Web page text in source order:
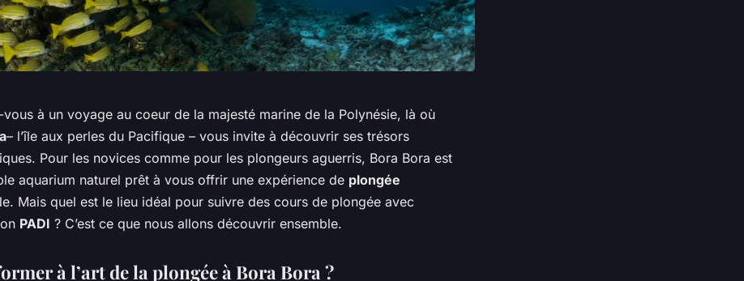
vous à un voyage au coeur de la majesté marine de la Polynésie, là où
– l’île aux perles du Pacifique – vous invite à découvrir ses trésors
Pour les novices comme pour les plongeurs aguerris, Bora Bora est
aquarium naturel prêt à vous offrir une expérience de plongée
Mais quel est le lieu idéal pour suivre des cours de plongée avec
PADI ? C’est ce que nous allons découvrir ensemble.
à l’art de la plongée à Bora Bora ?